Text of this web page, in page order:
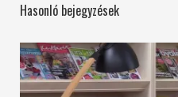
Hasonló bejegyzések